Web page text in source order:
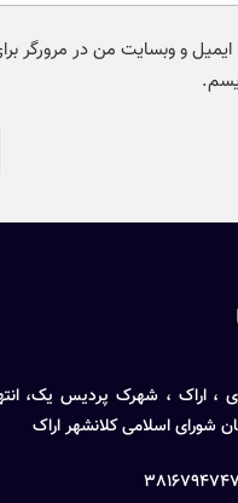
و وبسایت من در مرورگر
، اراک ، شهرک پردیس یک،
شورای اسلامی کلانشهر اراک